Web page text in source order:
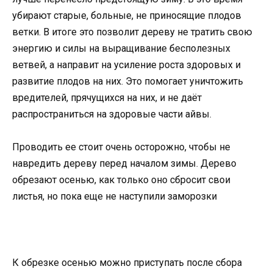
убирают старые, больные, не приносящие плодов
ветки. В итоге это позволит дереву не тратить свою
энергию и силы на выращивание бесполезных
ветвей, а направит на усиление роста здоровых и
развитие плодов на них. Это помогает уничтожить
вредителей, прячущихся на них, и не даёт
распространиться на здоровые части айвы.
Проводить ее стоит очень осторожно, чтобы не
навредить дереву перед началом зимы. Дерево
обрезают осенью, как только оно сбросит свои
листья, но пока еще не наступили заморозки
К обрезке осенью можно приступать после сбора